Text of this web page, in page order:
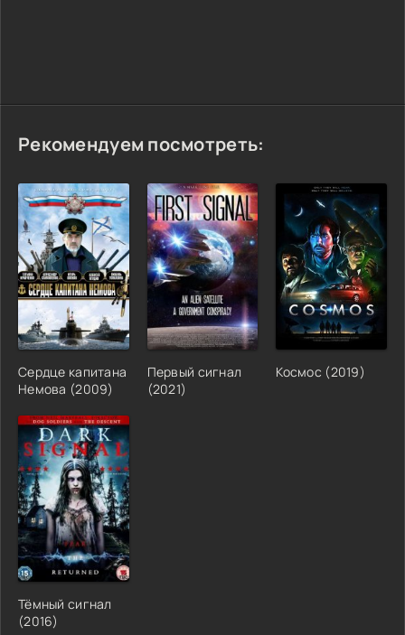
Рекомендуем посмотреть:
Сердце капитана
Немова (2009)
Первый сигнал
(2021)
Космос (2019)
Тёмный сигнал
(2016)